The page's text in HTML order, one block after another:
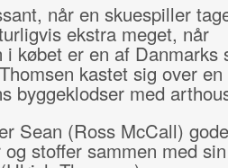
når en skuespiller
ekstra meget, når
i købet er en af Danmarks
kastet sig over
byggeklodser med
Sean (Ross McCall)
stoffer sammen med sin